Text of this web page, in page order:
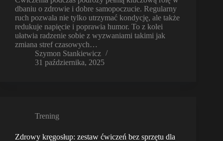
dbaniu o zdrowie i dobre samopoczucie. Regularny
ruch pozwala nie tylko utrzymać kondycję, ale także
redukuje napięcie i poprawia humor. To z kolei
ułatwia radzenie sobie z wyzwaniami takimi jak
zmiana stref czasowych…
Szymon Stankiewicz
31 października, 2025
Trening
Zdrowy kręgosłup: zestaw ćwiczeń bez sprzętu dla